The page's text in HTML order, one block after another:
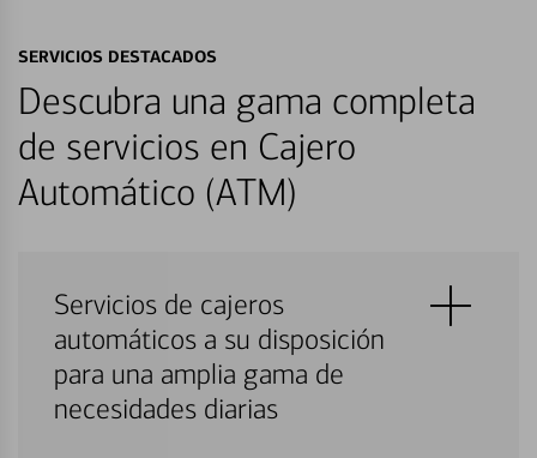
SERVICIOS DESTACADOS
Descubra una gama completa
de servicios en Cajero
Automático (ATM)
Servicios de cajeros
automáticos a su disposición
para una amplia gama de
necesidades diarias